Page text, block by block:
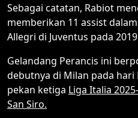
Sebagai catatan, Rabiot
memberikan 11 assist
Allegri di Juventus pada
Gelandang Perancis ini
debutnya di Milan pada
pekan ketiga Liga Italia
San Siro.